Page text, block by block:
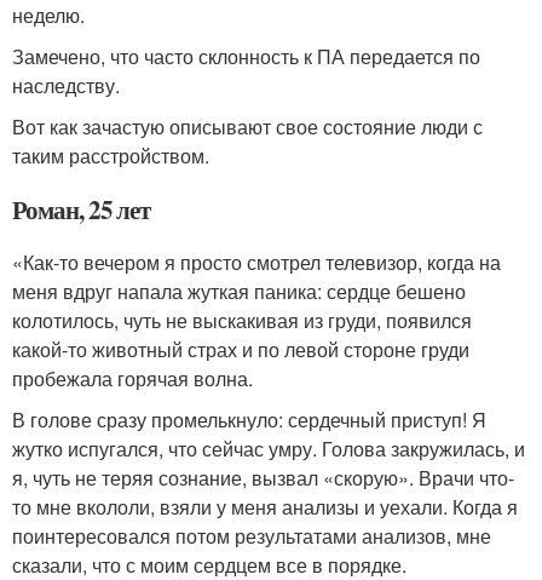
неделю.
Замечено, что часто склонность к ПА передается по
наследству.
Вот как зачастую описывают свое состояние люди с
таким расстройством.
Роман, 25 лет
«Как-то вечером я просто смотрел телевизор, когда на
меня вдруг напала жуткая паника: сердце бешено
колотилось, чуть не выскакивая из груди, появился
какой-то животный страх и по левой стороне груди
пробежала горячая волна.
В голове сразу промелькнуло: сердечный приступ! Я
жутко испугался, что сейчас умру. Голова закружилась, и
я, чуть не теряя сознание, вызвал «скорую». Врачи что-
то мне вкололи, взяли у меня анализы и уехали. Когда я
поинтересовался потом результатами анализов, мне
сказали, что с моим сердцем все в порядке.